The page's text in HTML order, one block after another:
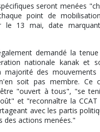
seront menées
point de
le 13 mai, date
demandé la
nationale kanak et
majorité des mouvements
soit pas membre. Ce
être "ouvert à tous", "se
et "reconnaître la
avec les partis
des actions menées."